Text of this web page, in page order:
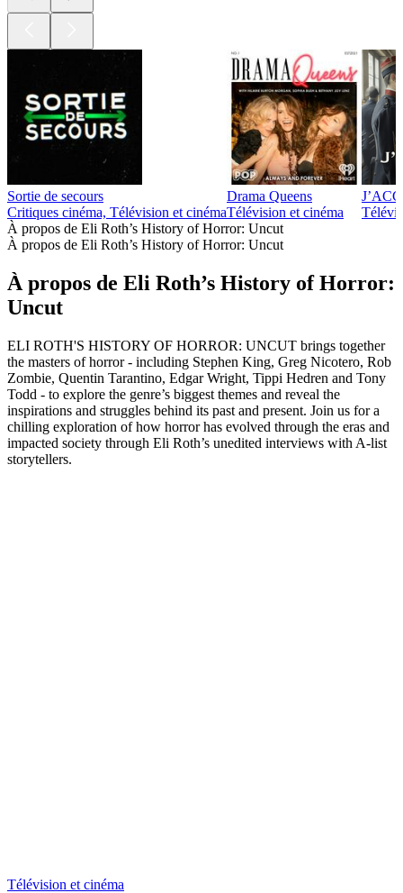
Sortie de secours
Critiques cinéma, Télévision et cinéma
Drama Queens
Télévision et cinéma
À propos de Eli Roth’s History of Horror: Uncut
À propos de Eli Roth’s History of Horror: Uncut
À propos de Eli Roth’s History of Horror:
Uncut
ELI ROTH'S HISTORY OF HORROR: UNCUT brings together
the masters of horror - including Stephen King, Greg Nicotero, Rob
Zombie, Quentin Tarantino, Edgar Wright, Tippi Hedren and Tony
Todd - to explore the genre’s biggest themes and reveal the
inspirations and struggles behind its past and present. Join us for a
chilling exploration of how horror has evolved through the eras and
impacted society through Eli Roth’s unedited interviews with A-list
storytellers.
Télévision et cinéma